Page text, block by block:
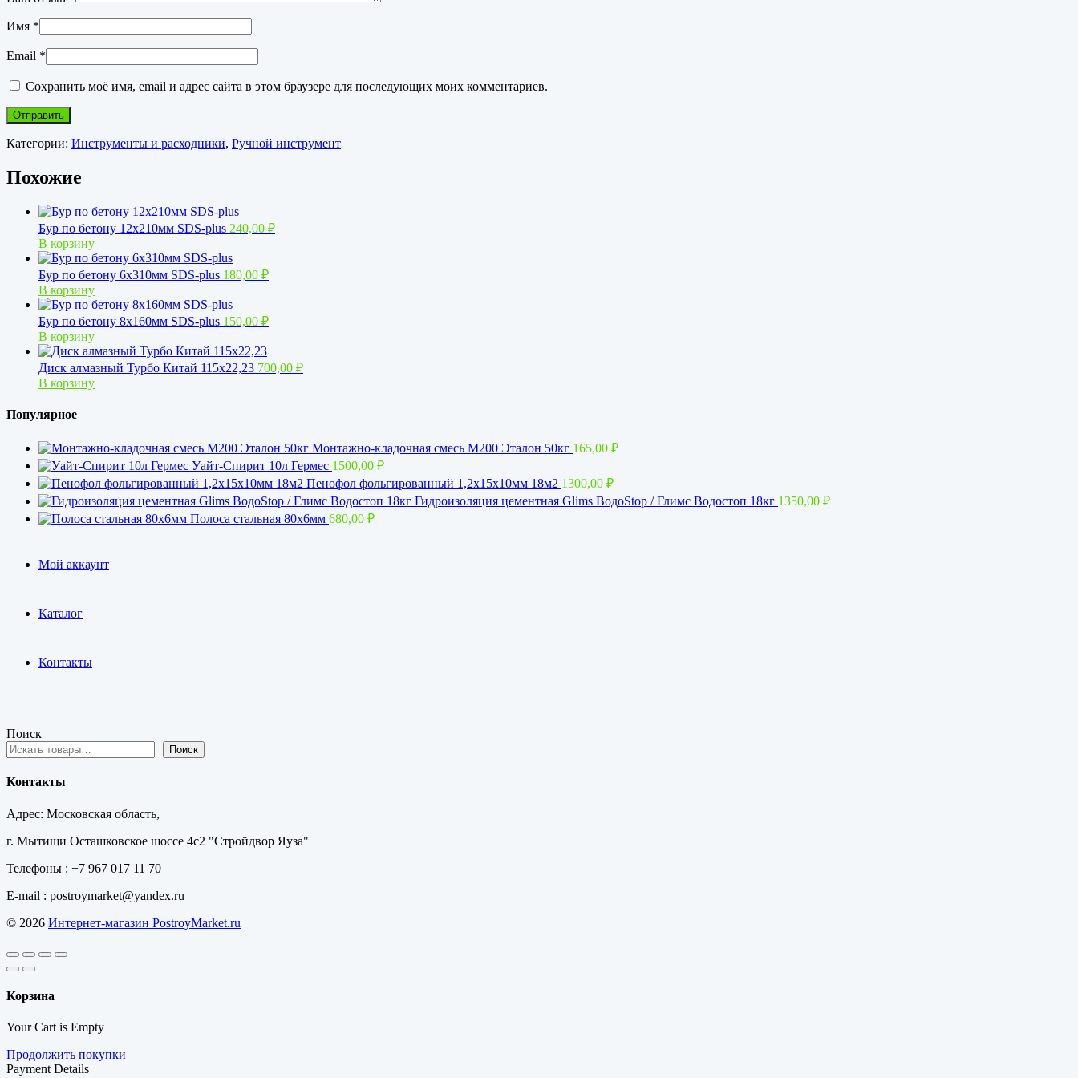
Имя *
Email *
Сохранить моё имя, email и адрес сайта в этом браузере для последующих моих комментариев.
Категории: Инструменты и расходники, Ручной инструмент
Похожие
Бур по бетону 12х210мм SDS-plus 240,00 ₽
В корзину
Бур по бетону 6х310мм SDS-plus 180,00 ₽
В корзину
Бур по бетону 8х160мм SDS-plus 150,00 ₽
В корзину
Диск алмазный Турбо Китай 115х22,23 700,00 ₽
В корзину
Популярное
Монтажно-кладочная смесь М200 Эталон 50кг 165,00 ₽
Уайт-Спирит 10л Гермес 1500,00 ₽
Пенофол фольгированный 1,2x15х10мм 18м2 1300,00 ₽
Гидроизоляция цементная Glims BoдoStop / Глимс Водостоп 18кг 1350,00 ₽
Полоса стальная 80х6мм 680,00 ₽
Мой аккаунт
Каталог
Контакты
Поиск
Поиск
Контакты
Адрес: Московская область,
г. Мытищи Осташковское шоссе 4с2 "Стройдвор Яуза"
Телефоны : +7 967 017 11 70
E-mail : postroymarket@yandex.ru
© 2026 Интернет-магазин PostroyMarket.ru
Корзина
Your Cart is Empty
Продолжить покупки
Payment Details